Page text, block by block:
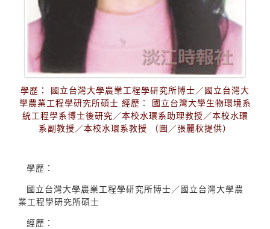
學歷： 國立台灣大學農業工程學研究所博士／國立台灣大
學農業工程學研究所碩士 經歷： 國立台灣大學生物環境系
統工程學系博士後研究／本校水環系助理教授／本校水環
系副教授／本校水環系教授 （圖／張麗秋提供）
學歷：
國立台灣大學農業工程學研究所博士／國立台灣大學農
業工程學研究所碩士
經歷：